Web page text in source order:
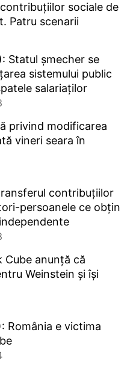
sociale de
Patru scenarii
Statul șmecher se
sistemului public
salariaților
privind modificarea
vineri seara în
contribuțiilor
persoanele ce obțin
Cube anunță că
Weinstein și își
România e victima